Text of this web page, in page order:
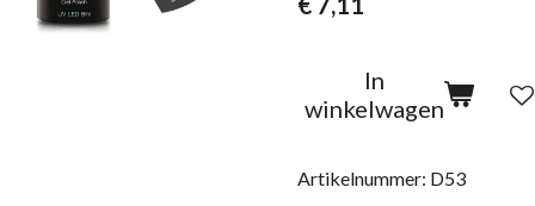
In
winkelwagen
Artikelnummer: D53